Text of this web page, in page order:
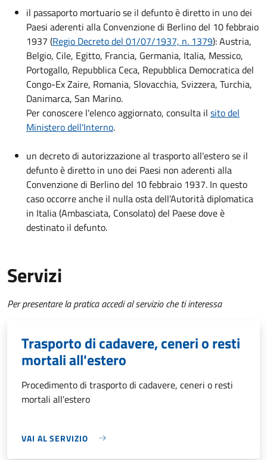
il passaporto mortuario se il defunto è diretto in uno dei
Paesi aderenti alla Convenzione di Berlino del 10 febbraio
1937 (Regio Decreto del 01/07/1937, n. 1379): Austria,
Belgio, Cile, Egitto, Francia, Germania, Italia, Messico,
Portogallo, Repubblica Ceca, Repubblica Democratica del
Congo-Ex Zaire, Romania, Slovacchia, Svizzera, Turchia,
Danimarca, San Marino.
Per conoscere l'elenco aggiornato, consulta il sito del
Ministero dell'Interno.
un decreto di autorizzazione al trasporto all'estero se il
defunto è diretto in uno dei Paesi non aderenti alla
Convenzione di Berlino del 10 febbraio 1937. In questo
caso occorre anche il nulla osta dell’Autorità diplomatica
in Italia (Ambasciata, Consolato) del Paese dove è
destinato il defunto.
Servizi
Per presentare la pratica accedi al servizio che ti interessa
Trasporto di cadavere, ceneri o resti
mortali all'estero
Procedimento di trasporto di cadavere, ceneri o resti
mortali all'estero
VAI AL SERVIZIO